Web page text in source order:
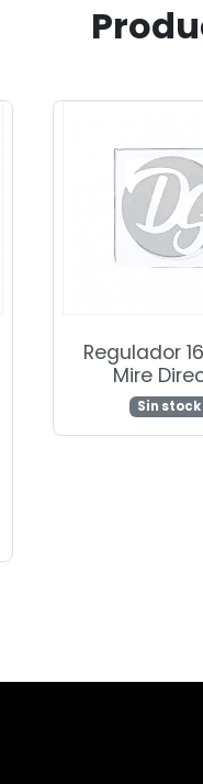
Regulador
Mire
Sin stock